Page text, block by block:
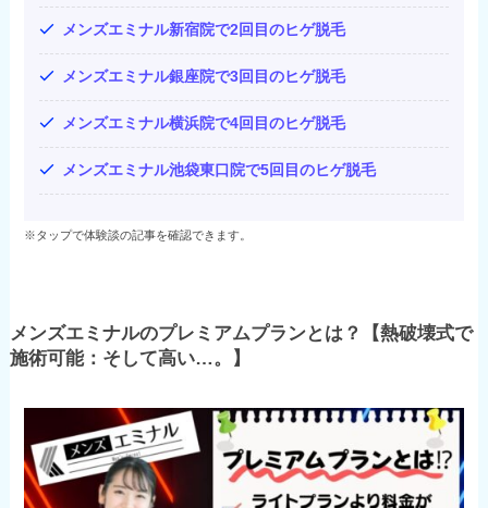
メンズエミナル新宿院で2回目のヒゲ脱毛
メンズエミナル銀座院で3回目のヒゲ脱毛
メンズエミナル横浜院で4回目のヒゲ脱毛
メンズエミナル池袋東口院で5回目のヒゲ脱毛
※タップで体験談の記事を確認できます。
メンズエミナルのプレミアムプランとは？【熱破壊式で
施術可能：そして高い…。】